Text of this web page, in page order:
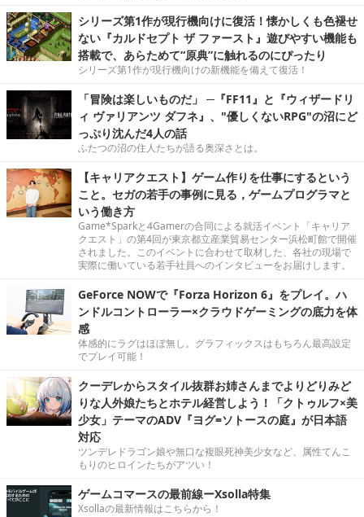
シリーズ第1作が現行機向けに復活！懐かしくも色褪せ
ない『カルドセプト ザ ファースト』遊びやすい機能も
搭載で、あらためて“原典”に触れるのにぴったり
シリーズ第1作が現行機向けの新機能を備えて復活！
「冒険は楽しいものだ」 ─『FF11』と『ウィザードリ
ィ ヴァリアンツ ダフネ』、"優しくないRPG"の沼にど
っぷり沈んだ4人の話
ふたつの沼の住人たちが語る奥深さとは。
【キャリアクエスト】ゲーム作りを仕事にするという
こと。セガの若手の事例に見る，ゲームプログラマと
いう働き方
Game*Sparkと4Gamerの合同による就活イベント「キャリア
クエスト」の第4回が東京都立産業貿易センター浜松町館で開催
されました。このイベントに合わせて取材した、各社の現場で
実際に働いている若手社員へのインタビューをお届けします。
GeForce NOWで『Forza Horizon 6』をプレイ。ハ
ンドルコントローラー×クラウドゲーミングの底力を体
感
体感的にラグはほぼ無し。グラフィックスはもちろん最高設定
でプレイ可能！
クーデレからスタイル抜群お姉さんまでよりどりみど
りな人外娘たちとホテル経営しよう！「クトゥルフ×美
少女」テーマのADV『ヨグ=ソトースの庭』が日本語
対応
ツンデレドラゴン娘や無口な複眼死神美少女など、属性てんこ
もりのヒロインたちがアツい！
ゲームコマースの最前線ーXsolla特集
Xsollaの最新情報はこちらから！